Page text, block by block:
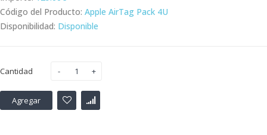
Código del Producto: Apple AirTag Pack 4U
Disponibilidad: Disponible
Cantidad
Agregar